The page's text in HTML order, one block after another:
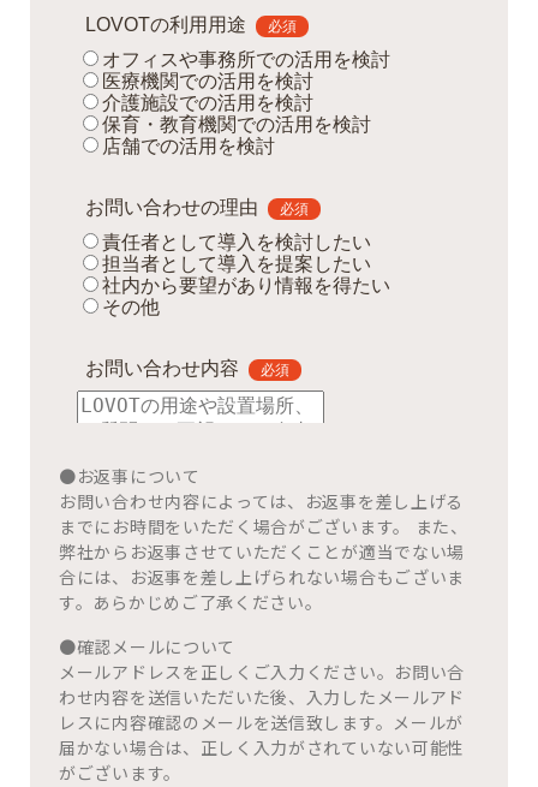
●お返事について
お問い合わせ内容によっては、お返事を差し上げる
までにお時間をいただく場合がございます。 また、
弊社からお返事させていただくことが適当でない場
合には、お返事を差し上げられない場合もございま
す。あらかじめご了承ください。
●確認メールについて
メールアドレスを正しくご入力ください。お問い合
わせ内容を送信いただいた後、入力したメールアド
レスに内容確認のメールを送信致します。メールが
届かない場合は、正しく入力がされていない可能性
がございます。